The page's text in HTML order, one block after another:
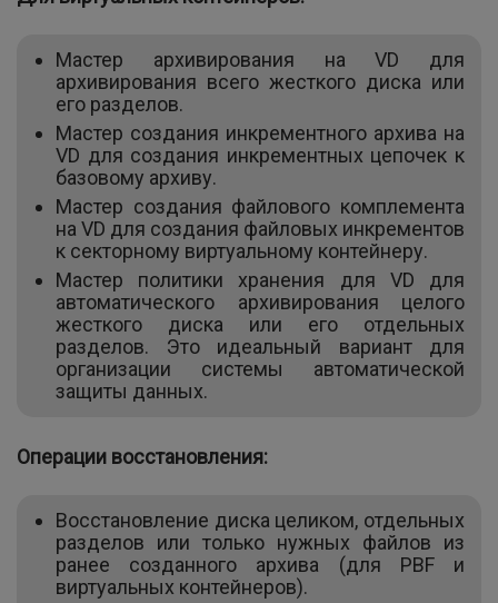
Мастер архивирования на VD для
архивирования всего жесткого диска или
его разделов.
Мастер создания инкрементного архива на
VD для создания инкрементных цепочек к
базовому архиву.
Мастер создания файлового комплемента
на VD для создания файловых инкрементов
к секторному виртуальному контейнеру.
Мастер политики хранения для VD для
автоматического архивирования целого
жесткого диска или его отдельных
разделов. Это идеальный вариант для
организации системы автоматической
защиты данных.
Операции восстановления:
Восстановление диска целиком, отдельных
разделов или только нужных файлов из
ранее созданного архива (для PBF и
виртуальных контейнеров).